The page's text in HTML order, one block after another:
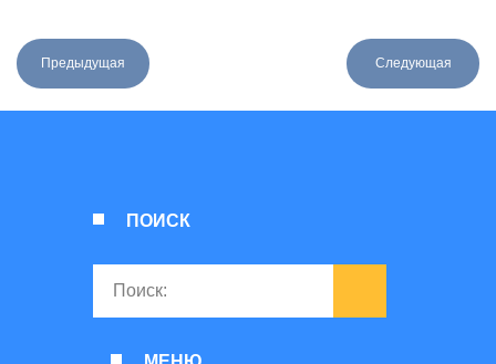
Предыдущая Следующая
ПОИСК